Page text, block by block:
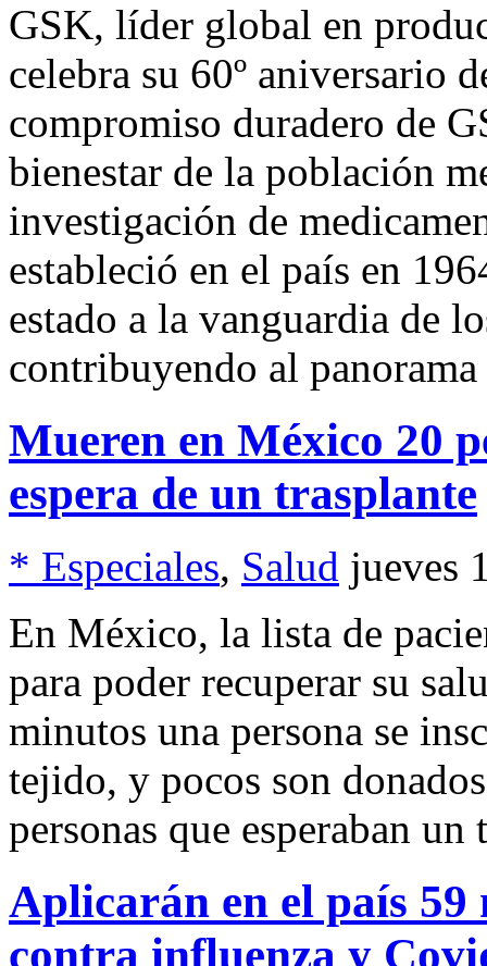
GSK, líder global en
celebra su 60º aniversario
compromiso duradero de
bienestar de la población
investigación de
estableció en el país en
estado a la vanguardia de
contribuyendo al
Mueren en México 20
espera de un trasplante
* Especiales, Salud jueves
En México, la lista de
para poder recuperar su
minutos una persona se
tejido, y pocos son
personas que esperaban un
Aplicarán en el país 59
contra influenza y